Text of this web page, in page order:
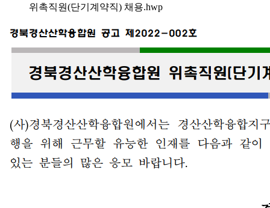
위촉직원(단기계약직) 채용.hwp